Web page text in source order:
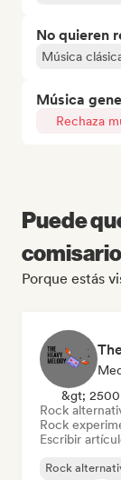
No quieren
Música
Música
Rechaza
Puede
Porque estás
&gt; 2500
Rock
Rock
Escribir
Rock